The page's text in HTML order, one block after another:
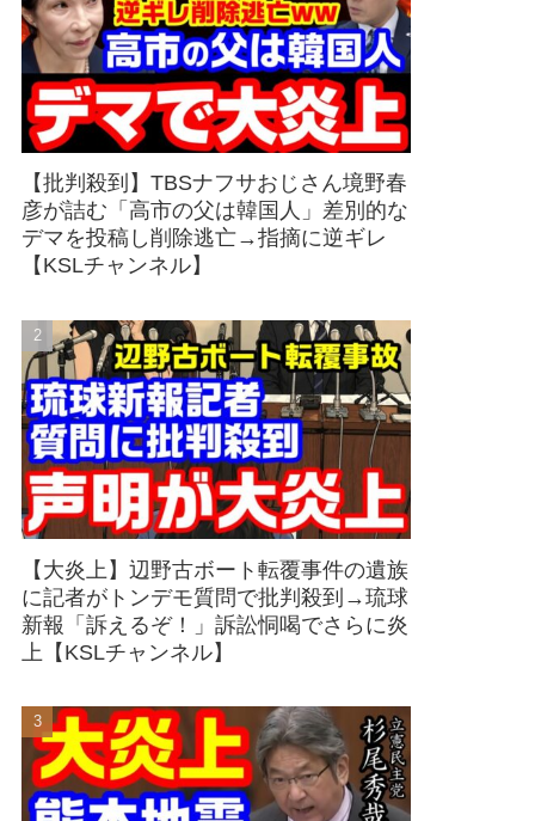
【批判殺到】TBSナフサおじさん境野春
彦が詰む「高市の父は韓国人」差別的な
デマを投稿し削除逃亡→指摘に逆ギレ
【KSLチャンネル】
【大炎上】辺野古ボート転覆事件の遺族
に記者がトンデモ質問で批判殺到→琉球
新報「訴えるぞ！」訴訟恫喝でさらに炎
上【KSLチャンネル】